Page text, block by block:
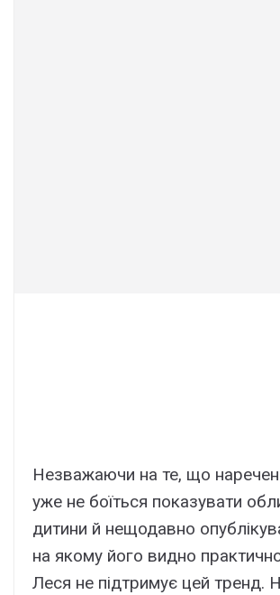
Незважаючи на те, що
уже не боїться показувати
дитини й нещодавно
на якому його видно
Леся не підтримує цей тренд.